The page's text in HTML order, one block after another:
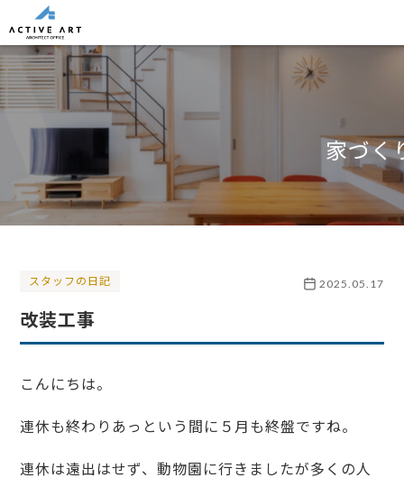
家づく
スタッフの日記 2025.05.17
改装工事
こんにちは。
連休も終わりあっという間に５月も終盤ですね。
連休は遠出はせず、動物園に行きましたが多くの人